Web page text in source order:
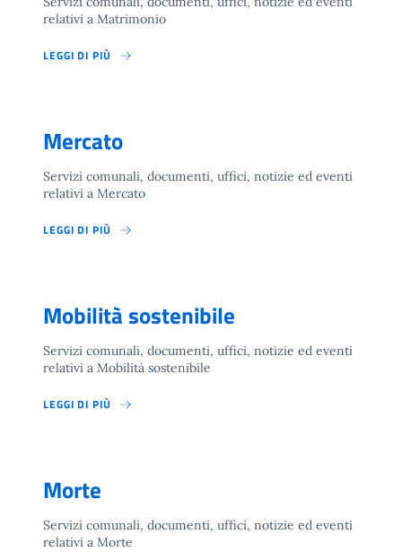
relativi a Matrimonio
LEGGI DI PIÙ
Mercato
Servizi comunali, documenti, uffici, notizie ed eventi
relativi a Mercato
LEGGI DI PIÙ
Mobilità sostenibile
Servizi comunali, documenti, uffici, notizie ed eventi
relativi a Mobilità sostenibile
LEGGI DI PIÙ
Morte
Servizi comunali, documenti, uffici, notizie ed eventi
relativi a Morte